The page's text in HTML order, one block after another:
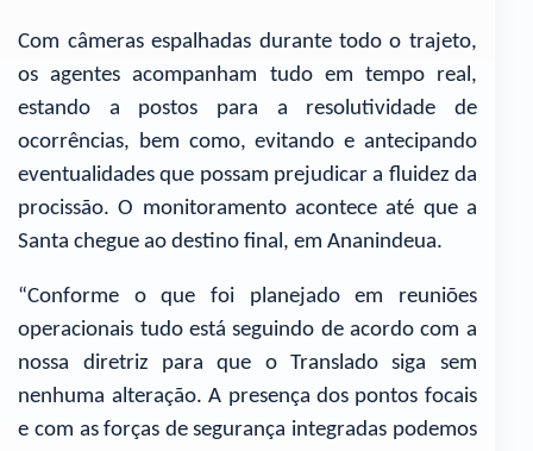
Com câmeras espalhadas durante todo o trajeto,
os agentes acompanham tudo em tempo real,
estando a postos para a resolutividade de
ocorrências, bem como, evitando e antecipando
eventualidades que possam prejudicar a fluidez da
procissão. O monitoramento acontece até que a
Santa chegue ao destino final, em Ananindeua.
“Conforme o que foi planejado em reuniões
operacionais tudo está seguindo de acordo com a
nossa diretriz para que o Translado siga sem
nenhuma alteração. A presença dos pontos focais
e com as forças de segurança integradas podemos